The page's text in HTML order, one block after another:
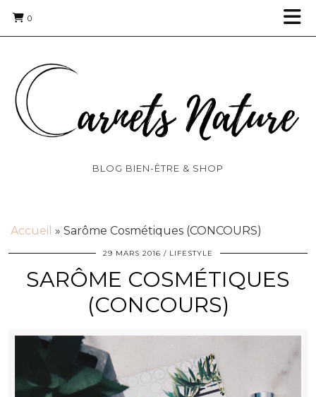
0
BLOG BIEN-ÊTRE & SHOP
Accueil » Sarôme Cosmétiques (CONCOURS)
29 MARS 2016 LIFESTYLE
SARÔME COSMÉTIQUES
(CONCOURS)